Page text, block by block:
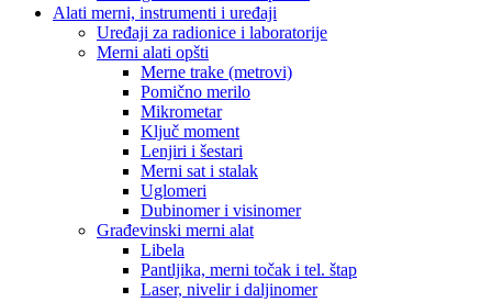
Alati merni, instrumenti i uređaji
Uređaji za radionice i laboratorije
Merni alati opšti
Merne trake (metrovi)
Pomično merilo
Mikrometar
Ključ moment
Lenjiri i šestari
Merni sat i stalak
Uglomeri
Dubinomer i visinomer
Građevinski merni alat
Libela
Pantljika, merni točak i tel. štap
Laser, nivelir i daljinomer